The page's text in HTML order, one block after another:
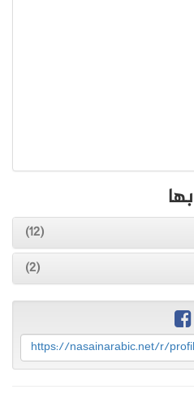
(12)
(2)
https://nasainarabic.net/r/